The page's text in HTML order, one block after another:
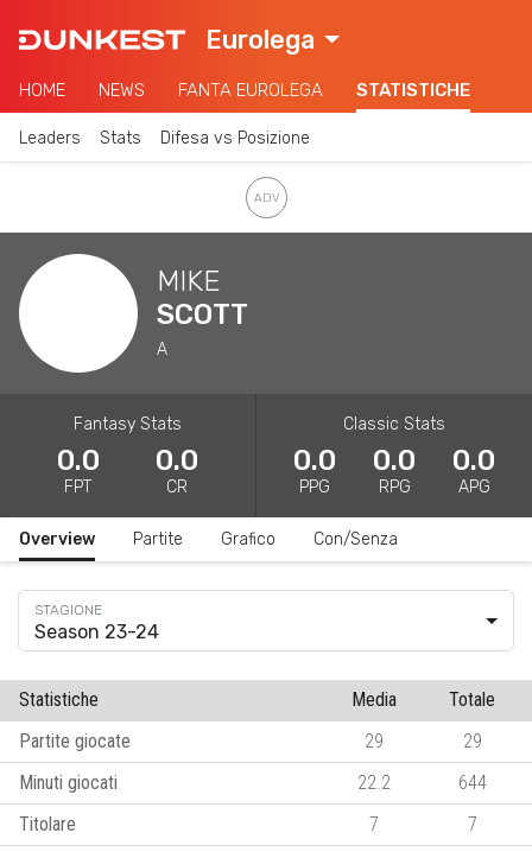
Eurolega
HOME NEWS FANTA EUROLEGA STATISTICHE
Leaders Stats Difesa vs Posizione
MIKE
SCOTT
A
Fantasy Stats
0.0
FPT
0.0
CR
Classic Stats
0.0
PPG
0.0
RPG
0.0
APG
Overview Partite Grafico Con/Senza
Season 23-24
Statistiche Media
Totale
Partite giocate
29
29
Minuti giocati
22.2
644
Titolare
7
7